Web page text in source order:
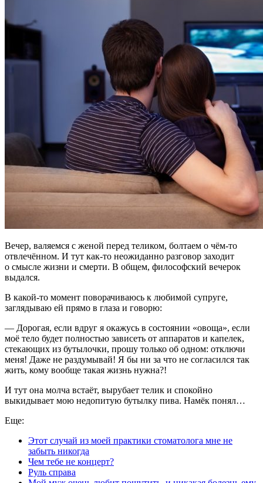
Вечер, валяемся с женой перед теликом, болтаем о чём-то
отвлечённом. И тут как-то неожиданно разговор заходит
о смысле жизни и смерти. В общем, философский вечерок
выдался.
В какой-то момент поворачиваюсь к любимой супруге,
заглядываю ей прямо в глаза и говорю:
— Дорогая, если вдруг я окажусь в состоянии «овоща», если
моё тело будет полностью зависеть от аппаратов и капелек,
стекающих из бутылочки, прошу только об одном: отключи
меня! Даже не раздумывай! Я бы ни за что не согласился так
жить, кому вообще такая жизнь нужна?!
И тут она молча встаёт, вырубает телик и спокойно
выкидывает мою недопитую бутылку пива. Намёк понял…
Еще:
Этот случай из моей практики стоматолога мне не
забыть никогда
Чем тебе не концерт?
Руль справа